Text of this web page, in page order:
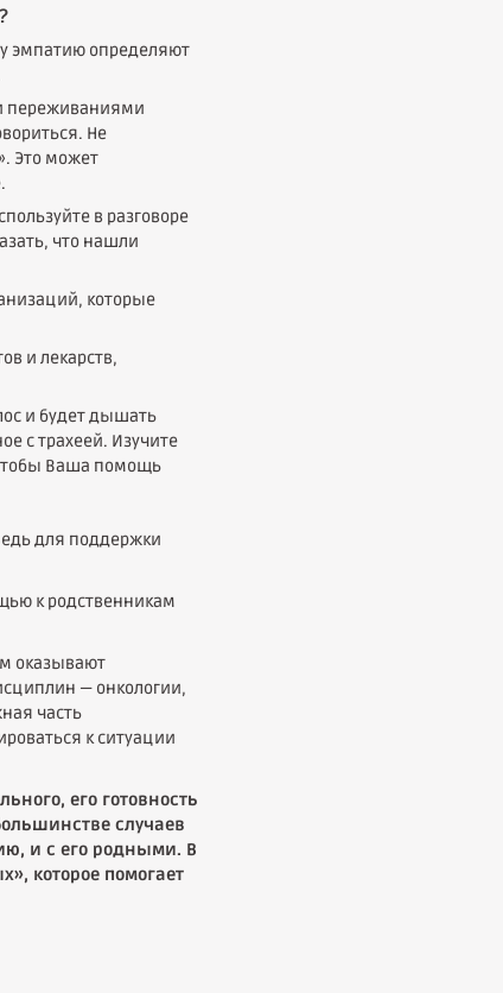
эмпатию определяют
переживаниями
Не
Это может
в разговоре
что нашли
которые
и лекарств,
и будет дышать
с трахеей. Изучите
Ваша помощь
для поддержки
к родственникам
оказывают
— онкологии,
часть
к ситуации
его готовность
случаев
и с его родными. В
которое помогает